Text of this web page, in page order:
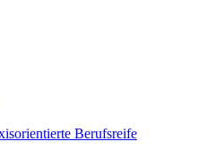
Berufsreife